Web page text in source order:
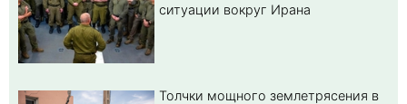
ситуации вокруг Ирана
Толчки мощного землетрясения в